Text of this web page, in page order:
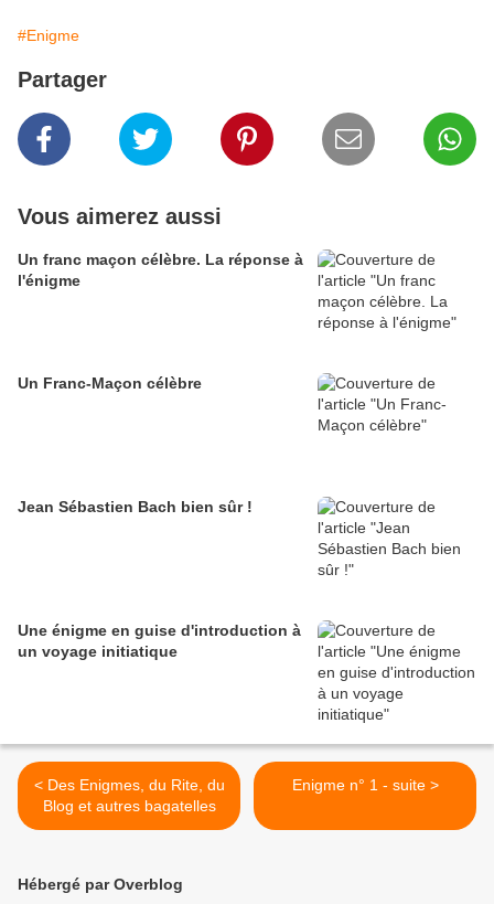
#Enigme
Partager
Vous aimerez aussi
Un franc maçon célèbre. La réponse à
l'énigme
Un Franc-Maçon célèbre
Jean Sébastien Bach bien sûr !
Une énigme en guise d'introduction à
un voyage initiatique
< Des Enigmes, du Rite, du
Blog et autres bagatelles
Enigme n° 1 - suite >
Hébergé par Overblog